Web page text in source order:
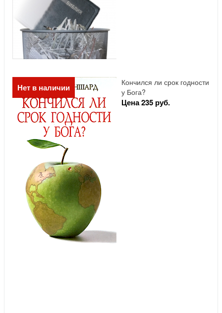
Нет в наличии
Кончился ли срок годности
у Бога?
Цена 235 руб.